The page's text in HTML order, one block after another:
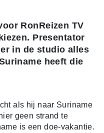
RonReizen TV
Presentator
in de studio alles
heeft die
als hij naar Suriname
geen strand te
is een doe-vakantie.